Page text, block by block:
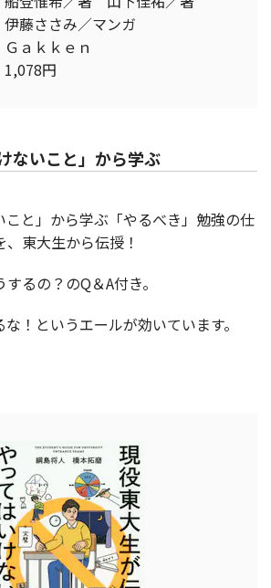
伊藤ささみ／マンガ
Ｇａｋｋｅｎ
1,078円
ないこと」から学ぶ
こと」から学ぶ「やるべき」勉強の仕
東大生から伝授！
るの？のQ＆A付き。
！というエールが効いています。